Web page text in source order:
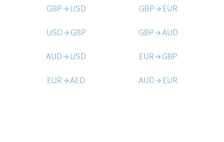
GBParrow_forward USD GBParrow_forward EUR
USDarrow_forward GBP GBParrow_forwardAUD
AUDarrow_forward USD EURarrow_forward GBP
EURarrow_forwardAED AUDarrow_forward EUR